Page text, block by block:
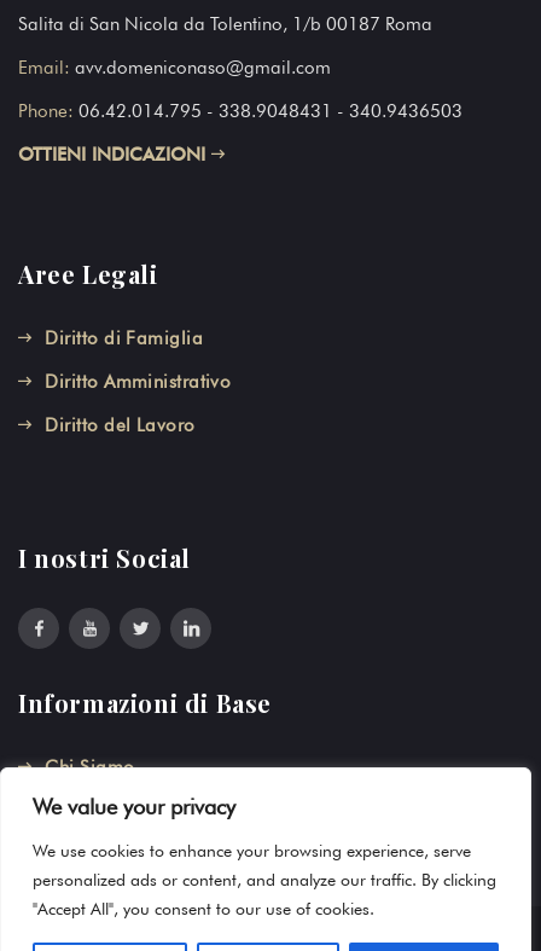
We value your privacy
We use cookies to enhance your browsing experience, serve
personalized ads or content, and analyze our traffic. By clicking
"Accept All", you consent to our use of cookies.
Salita di San Nicola da Tolentino, 1/b 00187 Roma
Email: avv.domeniconaso@gmail.com
Phone: 06.42.014.795 - 338.9048431 - 340.9436503
OTTIENI INDICAZIONI
Aree Legali
Diritto di Famiglia
Diritto Amministrativo
Diritto del Lavoro
I nostri Social
Informazioni di Base
Chi Siamo
Privacy